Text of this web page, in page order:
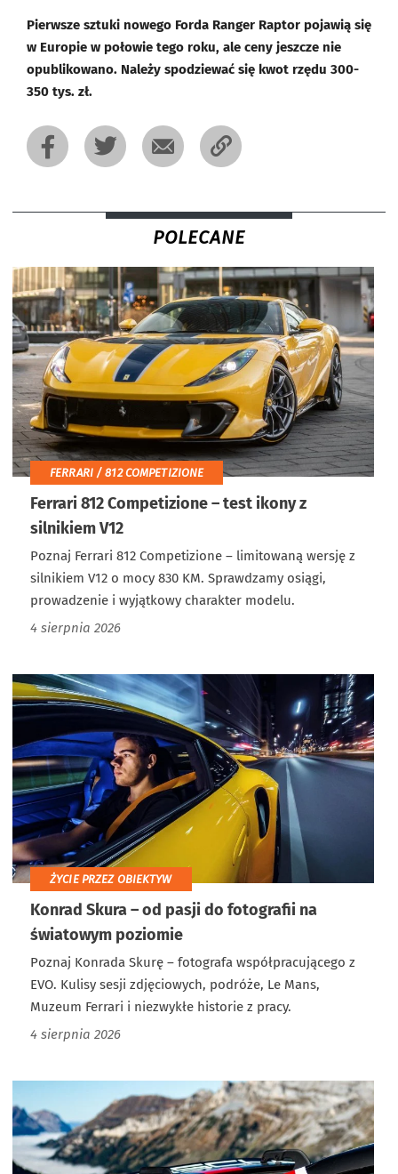
Pierwsze sztuki nowego Forda Ranger Raptor pojawią się
w Europie w połowie tego roku, ale ceny jeszcze nie
opublikowano. Należy spodziewać się kwot rzędu 300-
350 tys. zł.
POLECANE
FERRARI / 812 COMPETIZIONE
Ferrari 812 Competizione – test ikony z
silnikiem V12
Poznaj Ferrari 812 Competizione – limitowaną wersję z
silnikiem V12 o mocy 830 KM. Sprawdzamy osiągi,
prowadzenie i wyjątkowy charakter modelu.
4 sierpnia 2026
ŻYCIE PRZEZ OBIEKTYW
Konrad Skura – od pasji do fotografii na
światowym poziomie
Poznaj Konrada Skurę – fotografa współpracującego z
EVO. Kulisy sesji zdjęciowych, podróże, Le Mans,
Muzeum Ferrari i niezwykłe historie z pracy.
4 sierpnia 2026